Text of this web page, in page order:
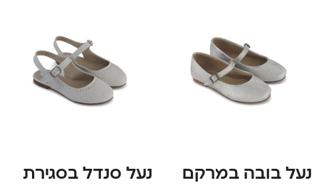
נעל בובה במרקם
נעל סנדל בסגירת